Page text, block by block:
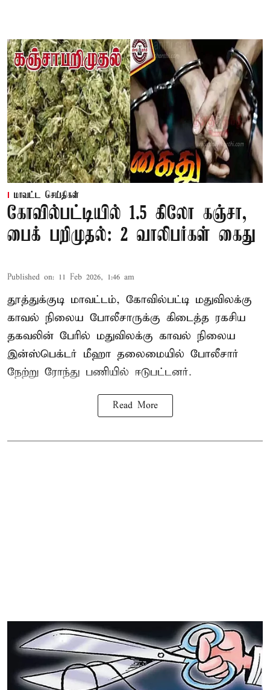
மாவட்ட செய்திகள்
கோவில்பட்டியில் 1.5 கிலோ கஞ்சா,
பைக் பறிமுதல்: 2 வாலிபர்கள் கைது
Published on: 11 Feb 2026, 1:46 am
தூத்துக்குடி மாவட்டம், கோவில்பட்டி மதுவிலக்கு
காவல் நிலைய போலீசாருக்கு கிடைத்த ரகசிய
தகவலின் பேரில் மதுவிலக்கு காவல் நிலைய
இன்ஸ்பெக்டர் மீஹா தலைமையில் போலீசார்
நேற்று ரோந்து பணியில் ஈடுபட்டனர்.
Read More